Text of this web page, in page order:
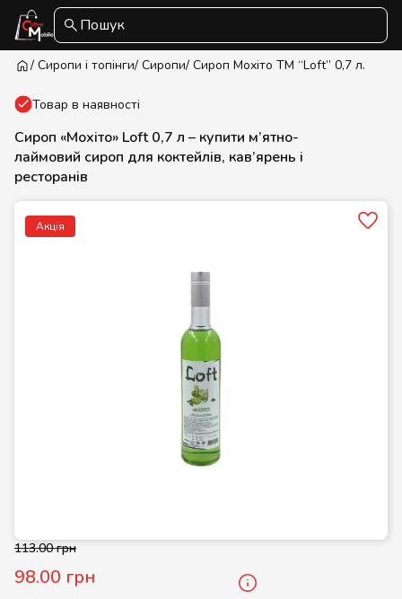
Пошук
/ Сиропи і топінги/ Сиропи/ Сироп Мохіто ТМ “Loft” 0,7 л.
Товар в наявності
Сироп «Мохіто» Loft 0,7 л – купити м’ятно-
лаймовий сироп для коктейлів, кав’ярень і
ресторанів
Акція
113.00 грн
98.00 грн